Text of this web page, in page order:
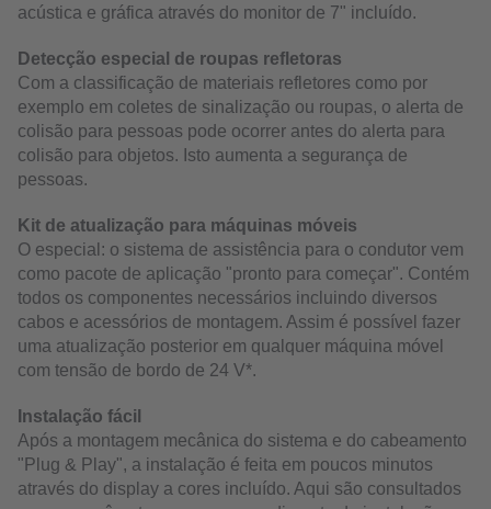
acústica e gráfica através do monitor de 7" incluído.
Detecção especial de roupas refletoras
Com a classificação de materiais refletores como por
exemplo em coletes de sinalização ou roupas, o alerta de
colisão para pessoas pode ocorrer antes do alerta para
colisão para objetos. Isto aumenta a segurança de
pessoas.
Kit de atualização para máquinas móveis
O especial: o sistema de assistência para o condutor vem
como pacote de aplicação "pronto para começar". Contém
todos os componentes necessários incluindo diversos
cabos e acessórios de montagem. Assim é possível fazer
uma atualização posterior em qualquer máquina móvel
com tensão de bordo de 24 V*.
Instalação fácil
Após a montagem mecânica do sistema e do cabeamento
"Plug & Play", a instalação é feita em poucos minutos
através do display a cores incluído. Aqui são consultados